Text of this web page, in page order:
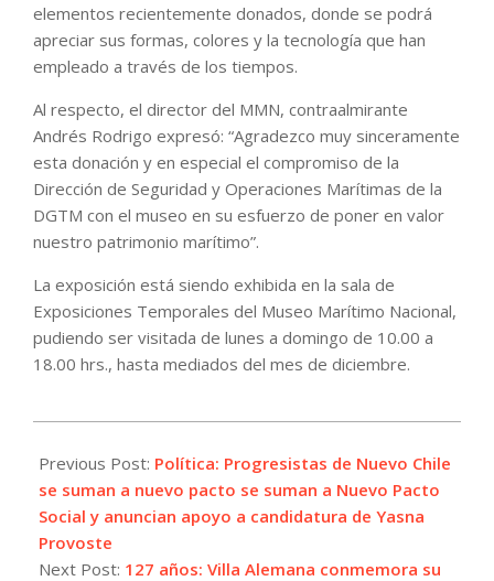
elementos recientemente donados, donde se podrá
apreciar sus formas, colores y la tecnología que han
empleado a través de los tiempos.
Al respecto, el director del MMN, contraalmirante
Andrés Rodrigo expresó: “Agradezco muy sinceramente
esta donación y en especial el compromiso de la
Dirección de Seguridad y Operaciones Marítimas de la
DGTM con el museo en su esfuerzo de poner en valor
nuestro patrimonio marítimo”.
La exposición está siendo exhibida en la sala de
Exposiciones Temporales del Museo Marítimo Nacional,
pudiendo ser visitada de lunes a domingo de 10.00 a
18.00 hrs., hasta mediados del mes de diciembre.
11-
08
Previous Post: Política: Progresistas de Nuevo Chile
se suman a nuevo pacto se suman a Nuevo Pacto
Social y anuncian apoyo a candidatura de Yasna
Provoste
Next Post: 127 años: Villa Alemana conmemora su